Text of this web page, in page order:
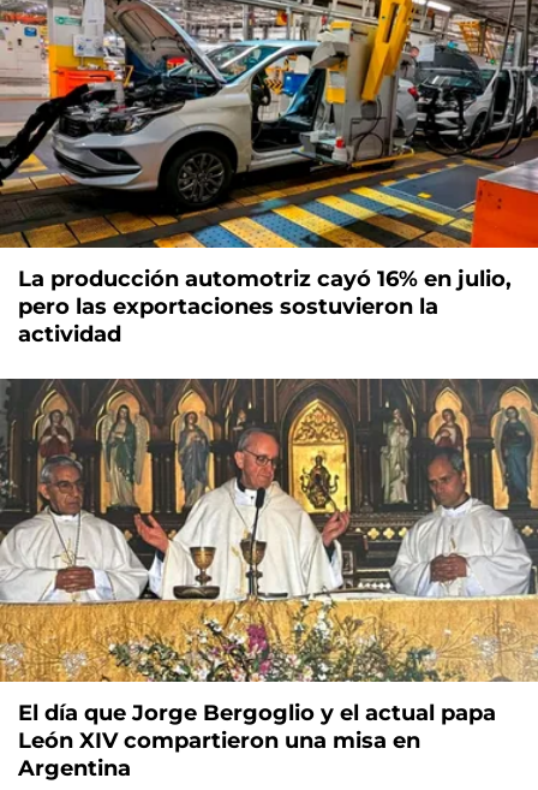
La producción automotriz cayó 16% en julio,
pero las exportaciones sostuvieron la
actividad
El día que Jorge Bergoglio y el actual papa
León XIV compartieron una misa en
Argentina